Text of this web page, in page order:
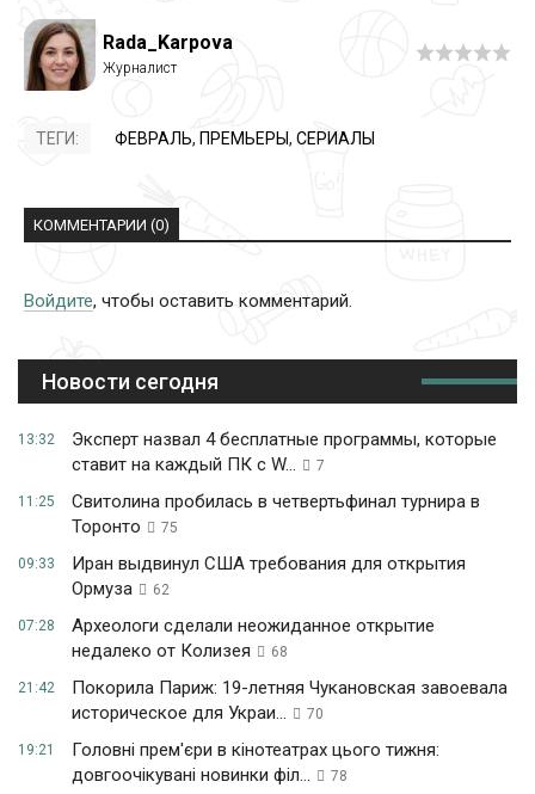
Rada_Karpova
ТЕГИ: ФЕВРАЛЬ, ПРЕМЬЕРЫ, СЕРИАЛЫ
КОММЕНТАРИИ (0)
Войдите, чтобы оставить комментарий.
Новости сегодня
13:32
Эксперт назвал 4 бесплатные программы, которые
ставит на каждый ПК с W...
7
11:25
Свитолина пробилась в четвертьфинал турнира в
Торонто
75
09:33
Иран выдвинул США требования для открытия
Ормуза
62
07:28
Археологи сделали неожиданное открытие
недалеко от Колизея
68
21:42
Покорила Париж: 19-летняя Чукановская завоевала
историческое для Украи...
70
19:21
Головні прем'єри в кінотеатрах цього тижня:
довгоочікувані новинки філ...
78